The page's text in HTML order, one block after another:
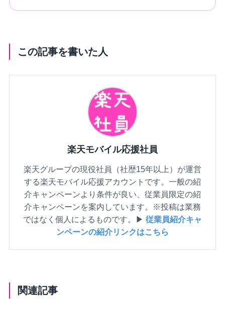
この記事を書いた人
楽天モバイル応援社員
楽天グループの現役社員（社歴15年以上）が運営
する楽天モバイル応援アカウントです。一般の紹
介キャンペーンより条件が良い、従業員限定の紹
介キャンペーンを案内しています。※投稿は業務
ではなく個人によるものです。▶ 従業員紹介キャ
ンペーンの紹介リンクはこちら
関連記事